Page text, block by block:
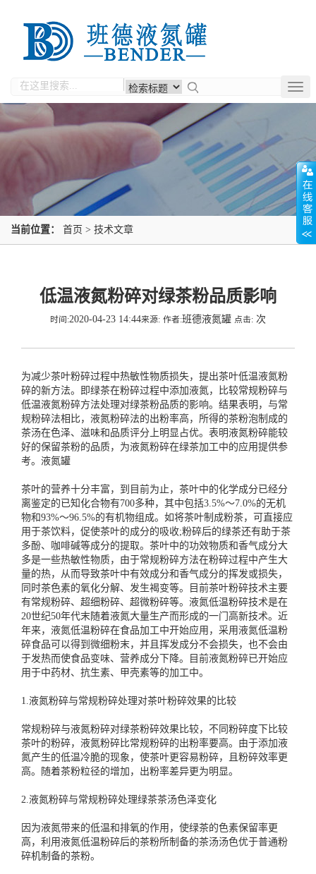
当前位置： 首页 > 技术文章
低温液氮粉碎对绿茶粉品质影响
时间:2020-04-23 14:44来源: 作者:班德液氮罐 点击: 次
为减少茶叶粉碎过程中热敏性物质损失，提出茶叶低温液氮粉
碎的新方法。即绿茶在粉碎过程中添加液氮，比较常规粉碎与
低温液氮粉碎方法处理对绿茶粉品质的影响。结果表明，与常
规粉碎法相比，液氮粉碎法的出粉率高，所得的茶粉泡制成的
茶汤在色泽、滋味和品质评分上明显占优。表明液氮粉碎能较
好的保留茶粉的品质，为液氮粉碎在绿茶加工中的应用提供参
考。 液氮罐
茶叶的营养十分丰富，到目前为止，茶叶中的化学成分已经分
离鉴定的已知化合物有700多种，其中包括3.5%～7.0%的无机
物和93%～96.5%的有机物组成。如将茶叶制成粉茶，可直接应
用于茶饮料，促使茶叶的成分的吸收;粉碎后的绿茶还有助于茶
多酚、咖啡碱等成分的提取。茶叶中的功效物质和香气成分大
多是一些热敏性物质，由于常规粉碎方法在粉碎过程中产生大
量的热，从而导致茶叶中有效成分和香气成分的挥发或损失，
同时茶色素的氧化分解、发生褐变等。目前茶叶粉碎技术主要
有常规粉碎、超细粉碎、超微粉碎等。液氮低温粉碎技术是在
20世纪50年代末随着液氮大量生产而形成的一门高新技术。近
年来，液氮低温粉碎在食品加工中开始应用，采用液氮低温粉
碎食品可以得到微细粉末，并且挥发成分不会损失，也不会由
于发热而使食品变味、营养成分下降。目前液氮粉碎已开始应
用于中药材、抗生素、甲壳素等的加工中。
1.液氮粉碎与常规粉碎处理对茶叶粉碎效果的比较
常规粉碎与液氮粉碎对绿茶粉碎效果比较，不同粉碎度下比较
茶叶的粉碎，液氮粉碎比常规粉碎的出粉率要高。由于添加液
氮产生的低温冷脆的现象，使茶叶更容易粉碎，且粉碎效率更
高。随着茶粉粒径的增加，出粉率差异更为明显。
2.液氮粉碎与常规粉碎处理绿茶茶汤色泽变化
因为液氮带来的低温和排氧的作用，使绿茶的色素保留率更
高，利用液氮低温粉碎后的茶粉所制备的茶汤汤色优于普通粉
碎机制备的茶粉。